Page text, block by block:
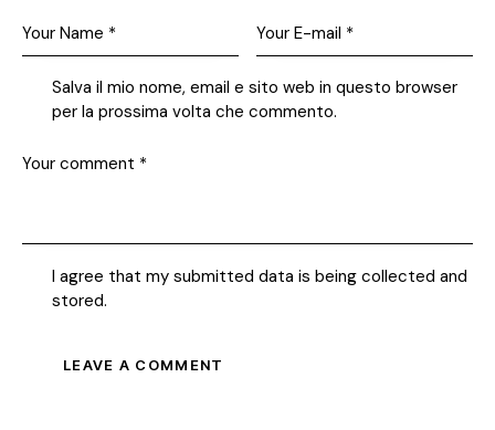
Salva il mio nome, email e sito web in questo browser
per la prossima volta che commento.
I agree that my submitted data is being collected and
stored.